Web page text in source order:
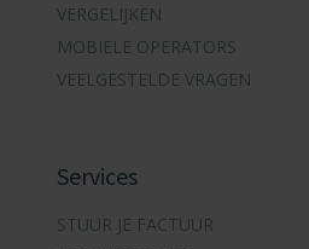
VERGELIJKEN
MOBIELE OPERATORS
VEELGESTELDE VRAGEN
Services
STUUR JE FACTUUR